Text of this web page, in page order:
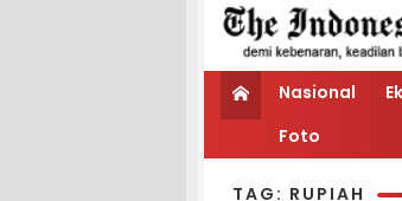
Nasional
Foto
TAG: RUPIAH